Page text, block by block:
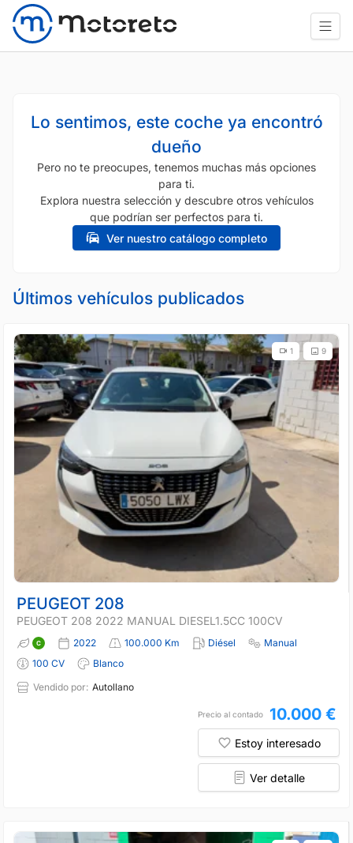
Lo sentimos, este coche ya encontró
dueño
Pero no te preocupes, tenemos muchas más opciones
para ti.
Explora nuestra selección y descubre otros vehículos
que podrían ser perfectos para ti.
Ver nuestro catálogo completo
Últimos vehículos publicados
9
1
PEUGEOT 208
PEUGEOT 208 2022 MANUAL DIESEL1.5CC 100CV
2022 100.000 Km Diésel
Manual
100 CV
Blanco
Vendido por: Autollano
Precio al contado 10.000 €
Estoy interesado
Ver detalle